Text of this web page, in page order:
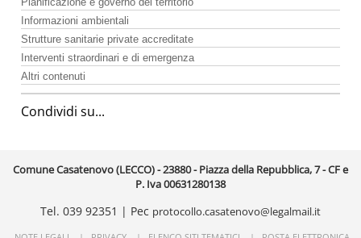
Informazioni ambientali
Strutture sanitarie private accreditate
Interventi straordinari e di emergenza
Altri contenuti
Condividi su...
Comune Casatenovo (LECCO) - 23880 - Piazza della Repubblica, 7 - CF e
P. Iva 00631280138
Tel. 039 92351 | Pec protocollo.casatenovo@legalmail.it